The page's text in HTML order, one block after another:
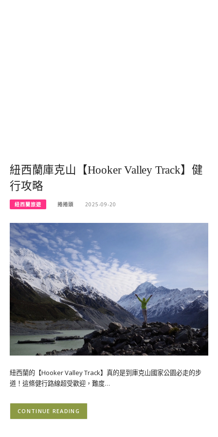
紐西蘭庫克山【Hooker Valley Track】健
行攻略
紐西蘭旅遊 捲捲頭 2025-09-20
紐西蘭的【Hooker Valley Track】真的是到庫克山國家公園必走的步
道！這條健行路線超受歡迎，難度…
CONTINUE READING